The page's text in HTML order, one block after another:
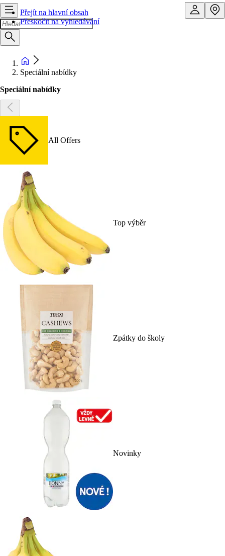
Přejít na hlavní obsah
Přeskočit na vyhledávání
Speciální nabídky
Speciální nabídky
All Offers
Top výběr
Zpátky do školy
Novinky